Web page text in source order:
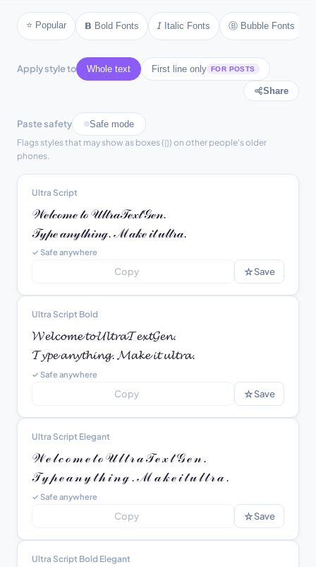
☾ text ☾
⚜ text ⚜ ⚓ text ⚓
♪ text ♪
♫ text ♫
⚘ text ⚘
⭐ Popular 𝗕 Bold Fonts 𝘐 Italic Fonts Ⓑ Bubble Fonts
Apply style to Whole text First line only FOR POSTS
Share
Paste safety
Safe mode
Flags styles that may show as boxes (▯) on other people's older
phones.
Ultra Script
𝒲ℯ𝓁𝒸ℴ𝓂ℯ 𝓉ℴ 𝒰𝓁𝓉𝓇𝒶𝒯ℯ𝓍𝓉𝒢ℯ𝓃.
𝒯𝓎𝓅ℯ 𝒶𝓃𝓎𝓉𝒽𝒾𝓃ℊ. ℳ𝒶𝓀ℯ 𝒾𝓉 𝓊𝓁𝓉𝓇𝒶.
✓ Safe anywhere
Copy ☆Save
Ultra Script Bold
𝓦𝓮𝓵𝓬𝓸𝓶𝓮 𝓽𝓸 𝓤𝓵𝓽𝓻𝓪𝓣𝓮𝔁𝓽𝓖𝓮𝓷.
𝓣𝔂𝓹𝓮 𝓪𝓷𝔂𝓽𝓱𝓲𝓷𝓰. 𝓜𝓪𝓴𝓮 𝓲𝓽 𝓾𝓵𝓽𝓻𝓪.
✓ Safe anywhere
Copy ☆Save
Ultra Script Elegant
𝒲 ℯ 𝓁 𝒸 ℴ 𝓂 ℯ 𝓉 ℴ 𝒰 𝓁 𝓉 𝓇 𝒶 𝒯 ℯ 𝓍 𝓉 𝒢 ℯ 𝓃 .
𝒯 𝓎 𝓅 ℯ 𝒶 𝓃 𝓎 𝓉 𝒽 𝒾 𝓃 ℊ . ℳ 𝒶 𝓀 ℯ 𝒾 𝓉 𝓊 𝓁 𝓉 𝓇 𝒶 .
✓ Safe anywhere
Copy ☆Save
Ultra Script Bold Elegant